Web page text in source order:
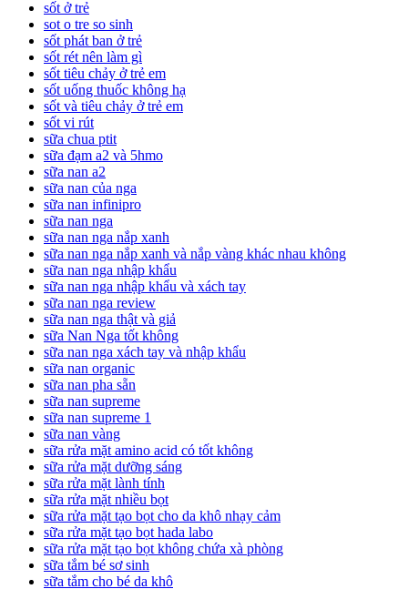
sốt ở trẻ
sot o tre so sinh
sốt phát ban ở trẻ
sốt rét nên làm gì
sốt tiêu chảy ở trẻ em
sốt uống thuốc không hạ
sốt và tiêu chảy ở trẻ em
sốt vi rút
sữa chua ptit
sữa đạm a2 và 5hmo
sữa nan a2
sữa nan của nga
sữa nan infinipro
sữa nan nga
sữa nan nga nắp xanh
sữa nan nga nắp xanh và nắp vàng khác nhau không
sữa nan nga nhập khẩu
sữa nan nga nhập khẩu và xách tay
sữa nan nga review
sữa nan nga thật và giả
sữa Nan Nga tốt không
sữa nan nga xách tay và nhập khẩu
sữa nan organic
sữa nan pha sẵn
sữa nan supreme
sữa nan supreme 1
sữa nan vàng
sữa rửa mặt amino acid có tốt không
sữa rửa mặt dưỡng sáng
sữa rửa mặt lành tính
sữa rửa mặt nhiều bọt
sữa rửa mặt tạo bọt cho da khô nhạy cảm
sữa rửa mặt tạo bọt hada labo
sữa rửa mặt tạo bọt không chứa xà phòng
sữa tắm bé sơ sinh
sữa tắm cho bé da khô